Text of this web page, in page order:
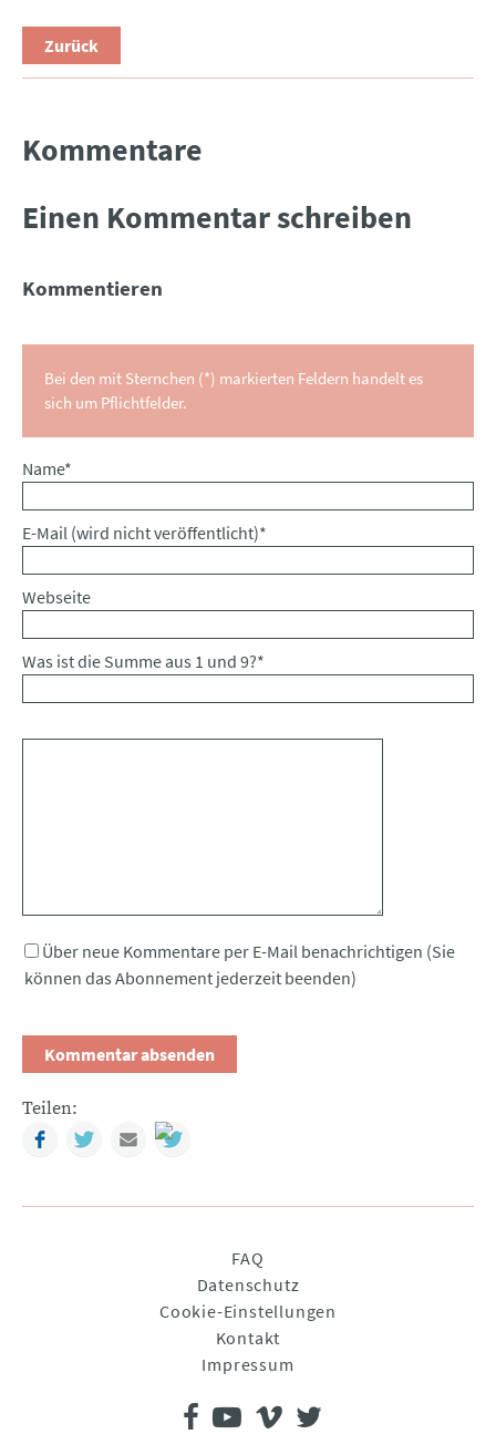
Zurück
Kommentare
Einen Kommentar schreiben
Kommentieren
Bei den mit Sternchen (*) markierten Feldern handelt es
sich um Pflichtfelder.
Pflichtfeld
Name*
Pflichtfeld
E-Mail (wird nicht veröffentlicht)*
Webseite
Was ist die Summe aus 1 und 9?*
Über neue Kommentare per E-Mail benachrichtigen (Sie
können das Abonnement jederzeit beenden)
Teilen:
FacebookTwitterMail
FAQ
Datenschutz
Cookie-Einstellungen
Kontakt
Impressum